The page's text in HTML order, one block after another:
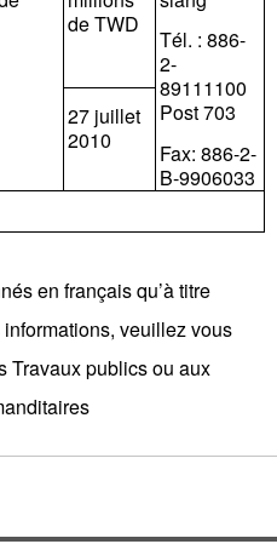
de TWD
Tél. :886-
2-
89111100
Post 703
Fax: 886-2-
B-9906033
27 juillet
2010
en français qu’à titre
veuillez vous
Travaux publicsou aux